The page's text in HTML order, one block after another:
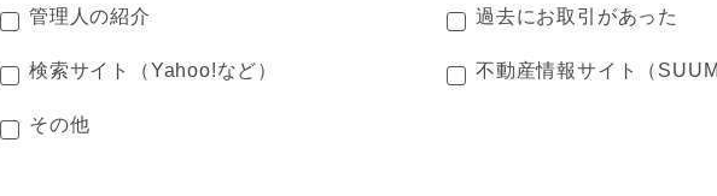
管理人の紹介 過去にお取引があった
検索サイト（Yahoo!など） 不動産情報サイト（
その他